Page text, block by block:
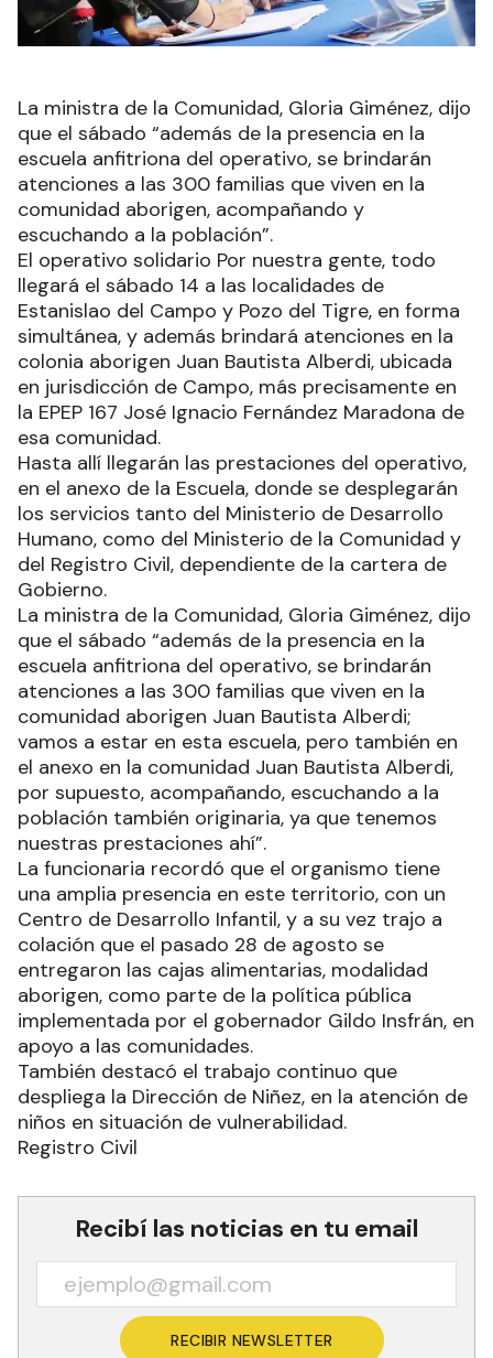
La ministra de la Comunidad, Gloria Giménez, dijo
que el sábado “además de la presencia en la
escuela anfitriona del operativo, se brindarán
atenciones a las 300 familias que viven en la
comunidad aborigen, acompañando y
escuchando a la población”.
El operativo solidario Por nuestra gente, todo
llegará el sábado 14 a las localidades de
Estanislao del Campo y Pozo del Tigre, en forma
simultánea, y además brindará atenciones en la
colonia aborigen Juan Bautista Alberdi, ubicada
en jurisdicción de Campo, más precisamente en
la EPEP 167 José Ignacio Fernández Maradona de
esa comunidad.
Hasta allí llegarán las prestaciones del operativo,
en el anexo de la Escuela, donde se desplegarán
los servicios tanto del Ministerio de Desarrollo
Humano, como del Ministerio de la Comunidad y
del Registro Civil, dependiente de la cartera de
Gobierno.
La ministra de la Comunidad, Gloria Giménez, dijo
que el sábado “además de la presencia en la
escuela anfitriona del operativo, se brindarán
atenciones a las 300 familias que viven en la
comunidad aborigen Juan Bautista Alberdi;
vamos a estar en esta escuela, pero también en
el anexo en la comunidad Juan Bautista Alberdi,
por supuesto, acompañando, escuchando a la
población también originaria, ya que tenemos
nuestras prestaciones ahí”.
La funcionaria recordó que el organismo tiene
una amplia presencia en este territorio, con un
Centro de Desarrollo Infantil, y a su vez trajo a
colación que el pasado 28 de agosto se
entregaron las cajas alimentarias, modalidad
aborigen, como parte de la política pública
implementada por el gobernador Gildo Insfrán, en
apoyo a las comunidades.
También destacó el trabajo continuo que
despliega la Dirección de Niñez, en la atención de
niños en situación de vulnerabilidad.
Registro Civil
Recibí las noticias en tu email
RECIBIR NEWSLETTER